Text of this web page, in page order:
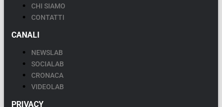
CHI SIAMO
CONTATTI
CANALI
NEWSLAB
SOCIALAB
CRONACA
VIDEOLAB
PRIVACY